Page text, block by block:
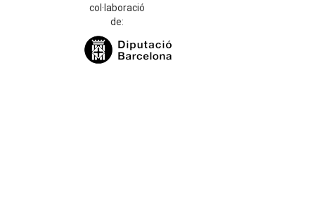
col·laboració
de: